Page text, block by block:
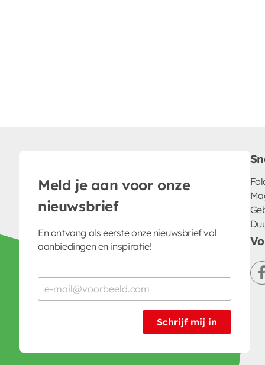
Meld je aan voor onze
nieuwsbrief
En ontvang als eerste onze nieuwsbrief vol
aanbiedingen en inspiratie!
Schrijf mij in